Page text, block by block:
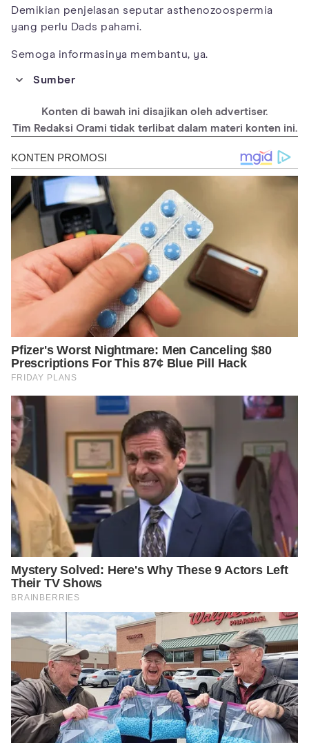
Demikian penjelasan seputar asthenozoospermia
yang perlu Dads pahami.
Semoga informasinya membantu, ya.
Sumber
https://bmcurol.biomedcentral.com/articles/10.1186/s12894-
020-00674-7
https://wjmh.org/DOIx.php?id=10.5534/wjmh.220142
https://biosignaling.biomedcentral.com/articles/10.1186/s12964-
025-02043-z
https://www.novaivffertility.com/fertility-help/what-are-
symptoms-asthenozoospermia
https://fertiltree.com/blogs/ashtenozoospermia/
Konten di bawah ini disajikan oleh advertiser.
Tim Redaksi Orami tidak terlibat dalam materi konten ini.